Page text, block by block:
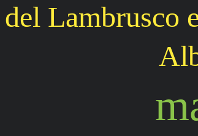
del Lambrusco